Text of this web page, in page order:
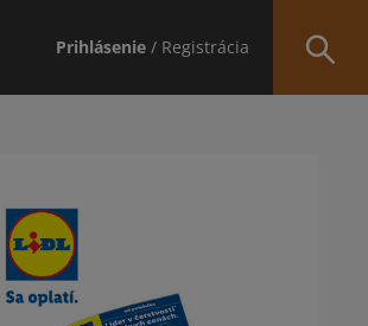
Prihlásenie / Registrácia
Obsah bočného panela